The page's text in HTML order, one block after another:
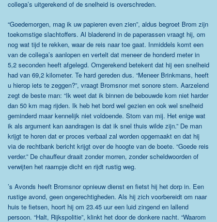
collega’s uitgerekend of de snelheid is overschreden.
“Goedemorgen, mag ik uw papieren even zien”, aldus begroet Brom zijn
toekomstige slachtoffers. Al bladerend in de paperassen vraagt hij, om
nog wat tijd te rekken, waar de reis naar toe gaat. Inmiddels komt een
van de collega’s aanlopen en vertelt dat meneer de honderd meter in
5,2 seconden heeft afgelegd. Omgerekend betekent dat hij een snelheid
had van 69,2 kilometer. Te hard gereden dus. “Meneer Brinkmans, heeft
u hierop iets te zeggen?”, vraagt Bromsnor met sonore stem. Aarzelend
zegt de beste man: “Ik weet dat ik binnen de bebouwde kom niet harder
dan 50 km mag rijden. Ik heb het bord wel gezien en ook wel snelheid
geminderd maar kennelijk niet voldoende. Stom van mij. Het enige wat
ik als argument kan aandragen is dat ik snel thuis wilde zijn.” De man
krijgt te horen dat er proces verbaal zal worden opgemaakt en dat hij
via de rechtbank bericht krijgt over de hoogte van de boete. “Goede reis
verder.” De chauffeur draait zonder morren, zonder scheldwoorden of
verwijten het raampje dicht en rijdt rustig weg.
’s Avonds heeft Bromsnor opnieuw dienst en fietst hij het dorp in. Een
rustige avond, geen ongerechtigheden. Als hij zich voorbereidt om naar
huis te fietsen, hoort hij om 23.45 uur een luid zingend en lallend
persoon. “Halt, Rijkspolitie”, klinkt het door de donkere nacht. “Waarom